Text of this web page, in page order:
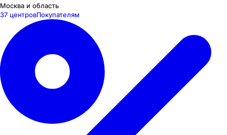
Москва и область
37 центровПокупателям